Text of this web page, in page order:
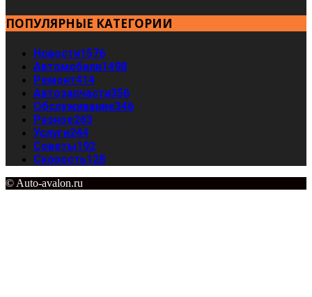
ПОПУЛЯРНЫЕ КАТЕГОРИИ
Новости1576
Автомобили1498
Ремонт414
Автозапчасти356
Обслуживание346
Разное263
Услуги244
Советы192
Скорость128
© Auto-avalon.ru